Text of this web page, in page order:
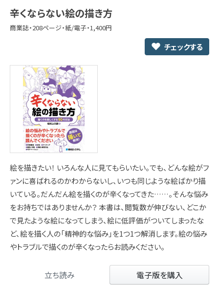
辛くならない絵の描き方
商業誌・208ページ・紙/電子・1,400円
チェックする
絵を描きたい！ いろんな人に見てもらいたい。でも、どんな絵がフ
ァンに喜ばれるのかわからないし、いつも同じような絵ばかり描
いている。だんだん絵を描くのが辛くなってきた……。そんな悩み
をお持ちではありませんか？ 本書は、閲覧数が伸びない、どこか
で見たような絵になってしまう、絵に低評価がついてしまったな
ど、絵を描く人の「精神的な悩み」を1つ1つ解消します。絵の悩み
やトラブルで描くのが辛くなったらお読みください。
立ち読み 電子版を購入